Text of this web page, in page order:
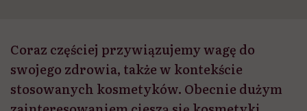
Coraz częściej przywiązujemy wagę do
swojego zdrowia, także w kontekście
stosowanych kosmetyków. Obecnie dużym